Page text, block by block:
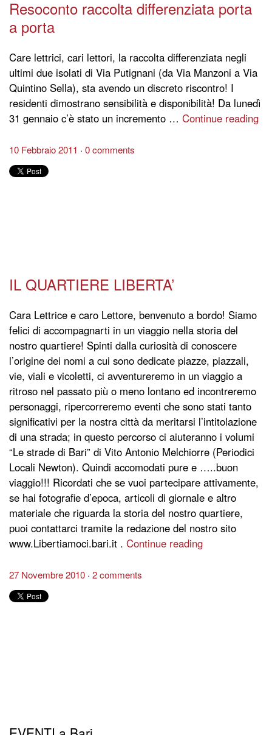
Resoconto raccolta differenziata porta
a porta
Care lettrici, cari lettori, la raccolta differenziata negli
ultimi due isolati di Via Putignani (da Via Manzoni a Via
Quintino Sella), sta avendo un discreto riscontro! I
residenti dimostrano sensibilità e disponibilità! Da lunedì
31 gennaio c’è stato un incremento … Continue reading
10 Febbraio 2011 0 comments
IL QUARTIERE LIBERTA’
Cara Lettrice e caro Lettore, benvenuto a bordo! Siamo
felici di accompagnarti in un viaggio nella storia del
nostro quartiere! Spinti dalla curiosità di conoscere
l’origine dei nomi a cui sono dedicate piazze, piazzali,
vie, viali e vicoletti, ci avventureremo in un viaggio a
ritroso nel passato più o meno lontano ed incontreremo
personaggi, ripercorreremo eventi che sono stati tanto
significativi per la nostra città da meritarsi l’intitolazione
di una strada; in questo percorso ci aiuteranno i volumi
“Le strade di Bari” di Vito Antonio Melchiorre (Periodici
Locali Newton). Quindi accomodati pure e …..buon
viaggio!!! Ricordati che se vuoi partecipare attivamente,
se hai fotografie d’epoca, articoli di giornale e altro
materiale che riguarda la storia del nostro quartiere,
puoi contattarci tramite la redazione del nostro sito
www.Libertiamoci.bari.it . Continue reading
27 Novembre 2010 2 comments